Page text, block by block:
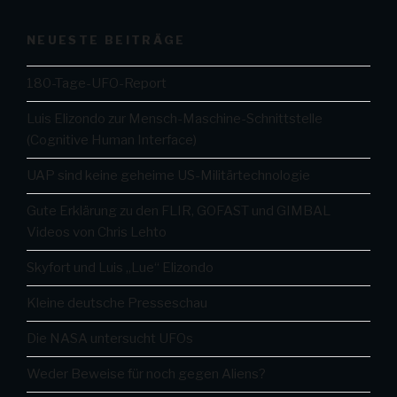
NEUESTE BEITRÄGE
180-Tage-UFO-Report
Luis Elizondo zur Mensch-Maschine-Schnittstelle
(Cognitive Human Interface)
UAP sind keine geheime US-Militärtechnologie
Gute Erklärung zu den FLIR, GOFAST und GIMBAL
Videos von Chris Lehto
Skyfort und Luis „Lue“ Elizondo
Kleine deutsche Presseschau
Die NASA untersucht UFOs
Weder Beweise für noch gegen Aliens?